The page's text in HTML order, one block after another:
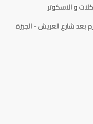
و الاسكوتر
بعد شارع العريش - الجيزة